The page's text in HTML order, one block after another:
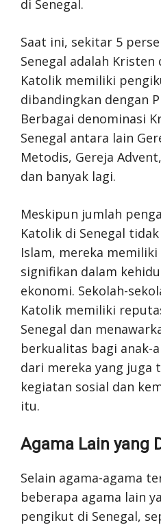
di Senegal.
Saat ini, sekitar 5
Senegal adalah Kristen
Katolik memiliki
dibandingkan dengan
Berbagai denominasi
Senegal antara lain
Metodis, Gereja
dan banyak lagi.
Meskipun jumlah
Katolik di Senegal
Islam, mereka
signifikan dalam
ekonomi. Sekolah-
Katolik memiliki
Senegal dan
berkualitas bagi anak-
dari mereka yang juga
kegiatan sosial dan
itu.
Agama Lain yang
Selain agama-agama
beberapa agama lain
pengikut di Senegal,